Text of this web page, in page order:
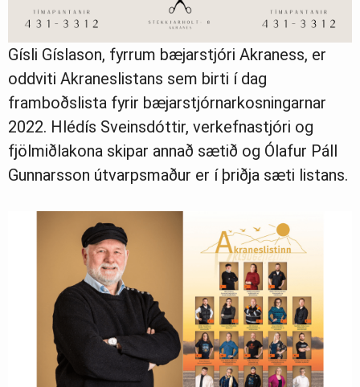
Gísli Gíslason, fyrrum bæjarstjóri Akraness, er
oddviti Akraneslistans sem birti í dag
framboðslista fyrir bæjarstjórnarkosningarnar
2022. Hlédís Sveinsdóttir, verkefnastjóri og
fjölmiðlakona skipar annað sætið og Ólafur Páll
Gunnarsson útvarpsmaður er í þriðja sæti listans.